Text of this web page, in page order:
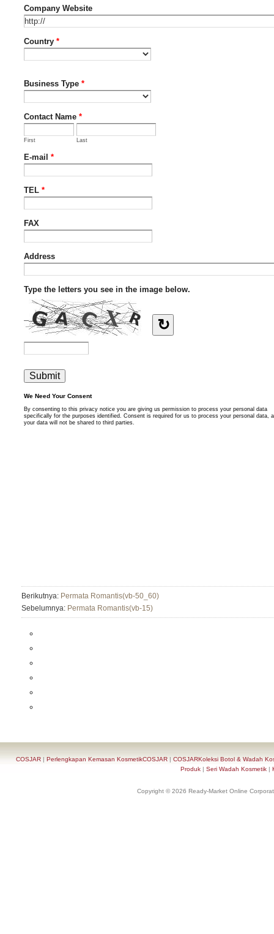
Berikutnya: Permata Romantis(vb-50_60)
Sebelumnya: Permata Romantis(vb-15)
COSJAR| Perlengkapan Kemasan KosmetikCOSJAR| COSJARKoleksi Botol & Wadah
Produk | Seri Wadah Kosmetik |
Copyright © 2026 Ready-Market Online